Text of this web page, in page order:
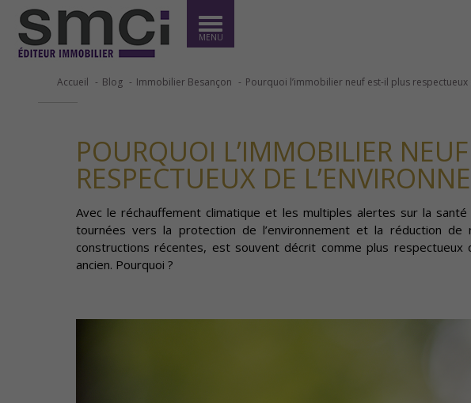
MENU
Accueil Blog Immobilier Besançon Pourquoi l’immobilier neuf est-il plus respectueux
POURQUOI L’IMMOBILIER
RESPECTUEUX DE
Avec le réchauffement climatique et les multiples alertes sur la
tournées vers la protection de l’environnement et la réduction de
constructions récentes, est souvent décrit comme plus respectueux
ancien. Pourquoi ?